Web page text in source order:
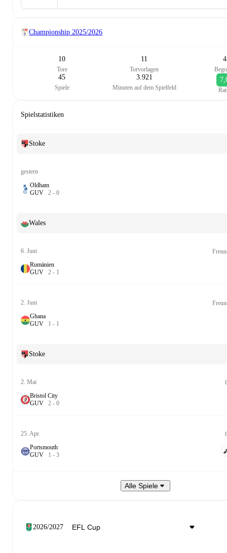
Championship 2025/2026
10
Tore
11
Torvorlagen
45
Spiele
3.921
Minuten auf dem Spielfeld
Spielstatistiken
Stoke
gestern
Oldham
GUV 2 - 0
Wales
6. Juni
Rumänien
GUV 2 - 1
2. Juni
Ghana
GUV 1 - 1
Stoke
2. Mai
Bristol City
GUV 2 - 0
25. Apr.
Portsmouth
GUV 1 - 3
Alle Spiele
2026/2027